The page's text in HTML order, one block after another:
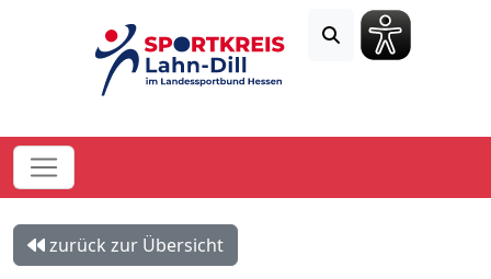
zurück zur Übersicht